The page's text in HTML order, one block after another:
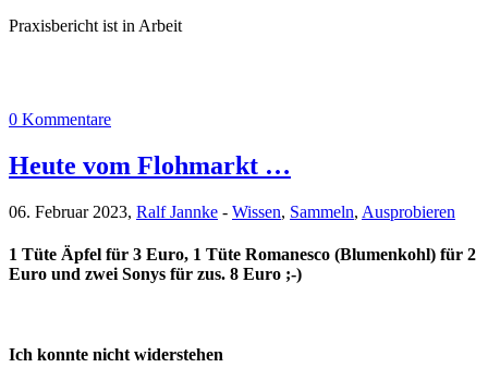
Praxisbericht ist in Arbeit
0 Kommentare
Heute vom Flohmarkt …
06. Februar 2023, Ralf Jannke - Wissen, Sammeln, Ausprobieren
1 Tüte Äpfel für 3 Euro, 1 Tüte Romanesco (Blumenkohl) für 2
Euro und zwei Sonys für zus. 8 Euro ;-)
Ich konnte nicht widerstehen